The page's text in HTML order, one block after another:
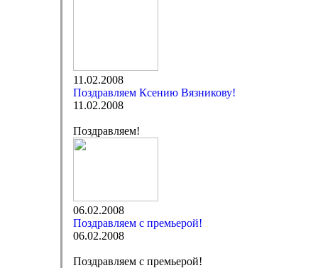
11.02.2008
Поздравляем Ксению Вязникову!
11.02.2008
Поздравляем!
06.02.2008
Поздравляем с премьерой!
06.02.2008
Поздравляем с премьерой!